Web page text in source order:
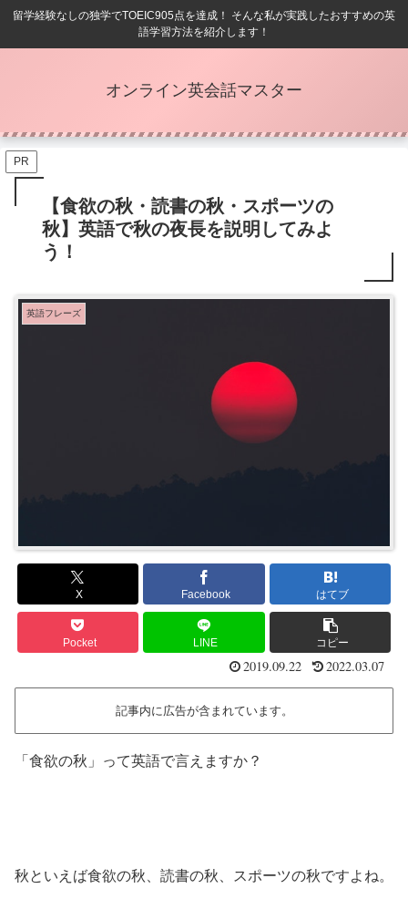
留学経験なしの独学でTOEIC905点を達成！ そんな私が実践したおすすめの英
語学習方法を紹介します！
オンライン英会話マスター
PR
【食欲の秋・読書の秋・スポーツの
秋】英語で秋の夜長を説明してみよ
う！
英語フレーズ
X Facebook はてブ
Pocket LINE コピー
2019.09.22 2022.03.07
記事内に広告が含まれています。
「食欲の秋」って英語で言えますか？
秋といえば食欲の秋、読書の秋、スポーツの秋ですよね。